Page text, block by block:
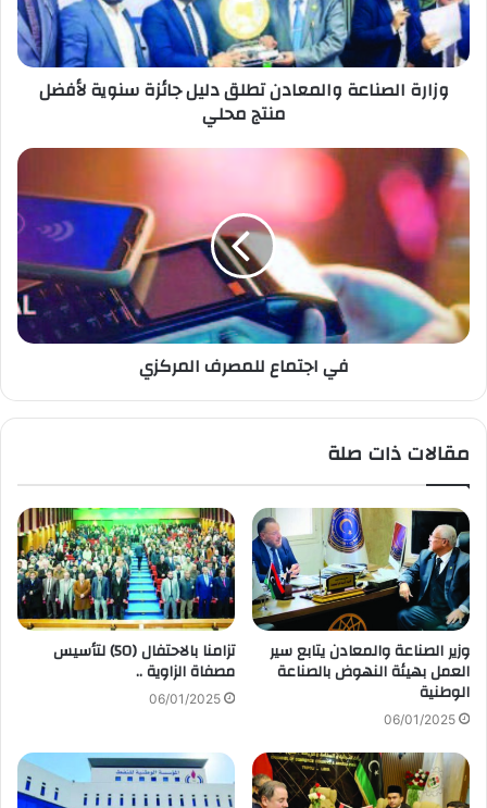
وزارة الصناعة والمعادن تطلق دليل جائزة سنوية لأفضل
منتج محلي
في اجتماع للمصرف المركزي
مقالات ذات صلة
وزير الصناعة والمعادن يتابع سير
العمل بهيئة النهوض بالصناعة
الوطنية
06/01/2025
تزامنا بالاحتفال (50) لتأسيس
مصفاة الزاوية ..
06/01/2025